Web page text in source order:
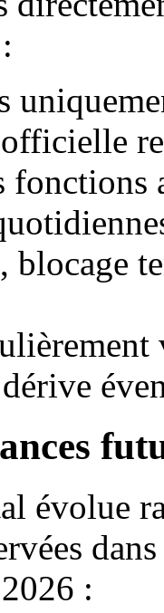
fonctions
blocage
évolue
: